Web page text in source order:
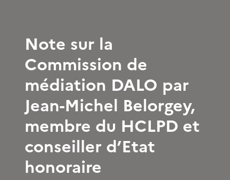
Note sur la
Commission de
médiation DALO par
Jean-Michel Belorgey,
membre du HCLPD et
conseiller d’Etat
honoraire